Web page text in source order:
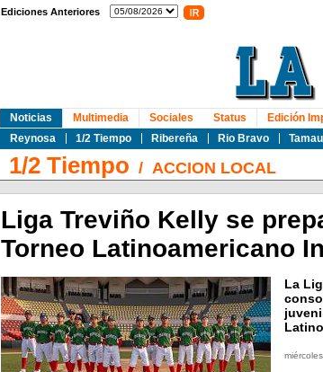
Ediciones Anteriores
Noticias
Reynosa
1/2 Tiempo Ribereña Rio Bravo
Multimedia Sociales Status Edición
1/2 Tiempo / ACCION LOCAL
Liga Treviño Kelly se
Torneo Latinoamericano
La